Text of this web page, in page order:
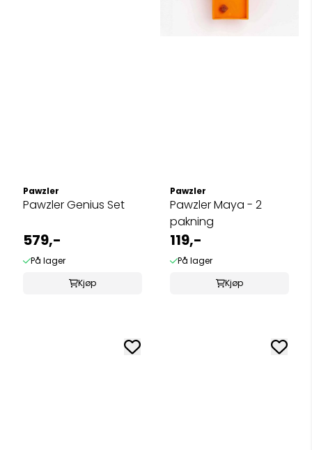
Pawzler
Pawzler Genius Set
579,-
På lager
Kjøp
Pawzler
Pawzler Maya - 2
pakning
119,-
På lager
Kjøp